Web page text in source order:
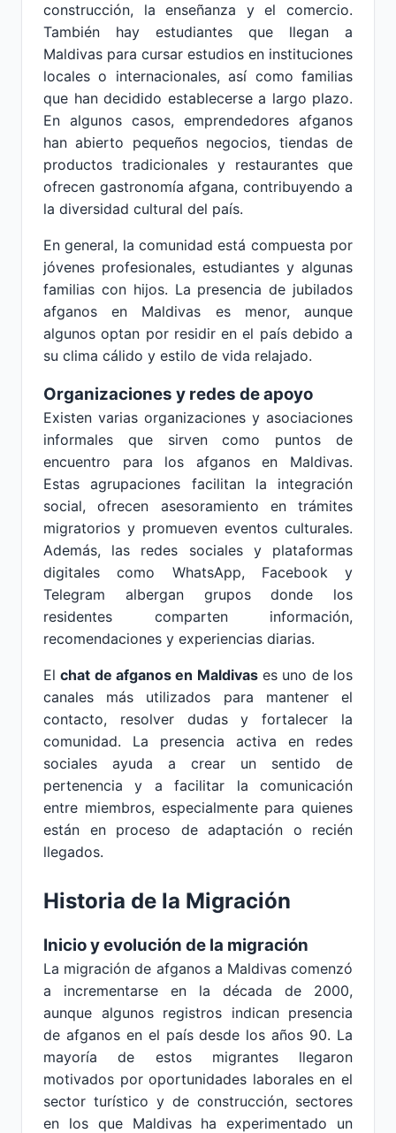
construcción, la enseñanza y el comercio.
También hay estudiantes que llegan a
Maldivas para cursar estudios en instituciones
locales o internacionales, así como familias
que han decidido establecerse a largo plazo.
En algunos casos, emprendedores afganos
han abierto pequeños negocios, tiendas de
productos tradicionales y restaurantes que
ofrecen gastronomía afgana, contribuyendo a
la diversidad cultural del país.
En general, la comunidad está compuesta por
jóvenes profesionales, estudiantes y algunas
familias con hijos. La presencia de jubilados
afganos en Maldivas es menor, aunque
algunos optan por residir en el país debido a
su clima cálido y estilo de vida relajado.
Organizaciones y redes de apoyo
Existen varias organizaciones y asociaciones
informales que sirven como puntos de
encuentro para los afganos en Maldivas.
Estas agrupaciones facilitan la integración
social, ofrecen asesoramiento en trámites
migratorios y promueven eventos culturales.
Además, las redes sociales y plataformas
digitales como WhatsApp, Facebook y
Telegram albergan grupos donde los
residentes comparten información,
recomendaciones y experiencias diarias.
Elchat de afganos en Maldivases uno de los
canales más utilizados para mantener el
contacto, resolver dudas y fortalecer la
comunidad. La presencia activa en redes
sociales ayuda a crear un sentido de
pertenencia y a facilitar la comunicación
entre miembros, especialmente para quienes
están en proceso de adaptación o recién
llegados.
Historia de la Migración
Inicio y evolución de la migración
La migración de afganos a Maldivas comenzó
a incrementarse en la década de 2000,
aunque algunos registros indican presencia
de afganos en el país desde los años 90. La
mayoría de estos migrantes llegaron
motivados por oportunidades laborales en el
sector turístico y de construcción, sectores
en los que Maldivas ha experimentado un